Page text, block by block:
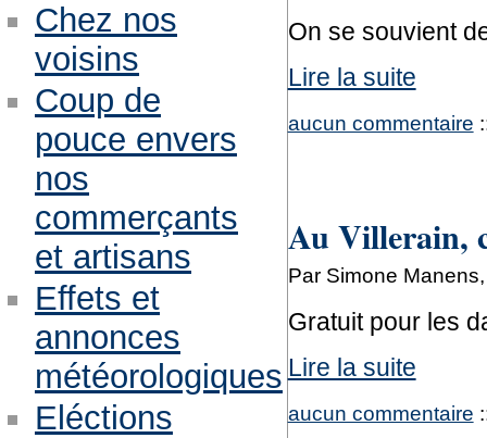
On se souvient
Lire la suite
aucun commentaire
Au Villerain,
Par Simone
Gratuit pour les
Lire la suite
aucun commentaire
Chez nos
voisins
Coup de
pouce envers
nos
commerçants
et artisans
Effets et
annonces
météorologiques
Eléctions